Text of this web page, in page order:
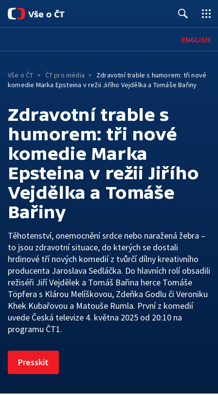
ENGLISH
Kontakty
Základní informace
Historie
Lidé
TS Brno
TS Ostrava
Rada ČT
Etický panel
Statut ČT
Kodex ČT
ČT podporuje
Hasičský sbor
ČT ONLINE
Mobilní aplikace
Červené tlačítko
iVysílání
Podcasty
PRO DIVÁKY
Jak sledovat
Archiv ČT
Galerie a prodejna
Edice ČT
Přístupnost
Vliv vysílání na děti
Časté dotazy
SPOLUPRÁCE A KARIÉRA
Kariéra
Konkurzy
Podávání námětů
Hudební banky
Scénický provoz
Produkce a audiovizuální tvorba
Reklama
Pravidla pro dodavatele
HOSPODAŘENÍ A LEGISLATIVA
Hospodaření a finanční situace
Interaktivní rozpočet
Sledovanost a data o vysílání
Veřejné zakázky
Registr
Zákony
Standardy ČT
Svobodný přístup k informacím
Vše o ČT ČT pro média
Zdravotní trable s humorem: tři nové
komedie Marka Epsteina v režii Jiřího Vejdělka a Tomáše Bařiny
Zdravotní trable s
humorem: tři nové
komedie Marka
Epsteina v režii Jiřího
Vejdělka a Tomáše
Bařiny
Těhotenství, onemocnění srdce nebo naražená žebra –
to jsou zdravotní situace, do kterých se dostali
hrdinové tří nových komedií z tvůrčí dílny kreativního
producenta Jaroslava Sedláčka. Do hlavních rolí obsadili
režiséři Jiří Vejdělek a Tomáš Bařina herce Tomáše
Töpfera s Klárou Melíškovou, Zdeňka Godlu či Veroniku
Khek Kubařovou a Matouše Rumla. První z komedií
uvede Česká televize 4. května 2025 od 20:10 na
programu ČT1.
Presskit